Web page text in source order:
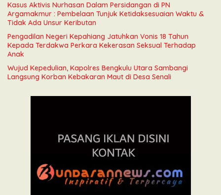
Kasus Aktivis Nurhasan Dalam Persidangan di PN
Argamakmur : Pembelaan Tunjuk Ketidaksesuaian Waktu &
Tidak Ada Unsur Keributan
Pengadilan Negeri Kepahiang Jatuhkan Vonis 18 Tahun
Kepada Terdakwa Perkara Kekerasan Seksual Terhadap
Anak
Wujud Kepedulian, Kapolres Bengkulu Utara Sambangi
Langsung Korban Kebakaran Maut di Desa Senali